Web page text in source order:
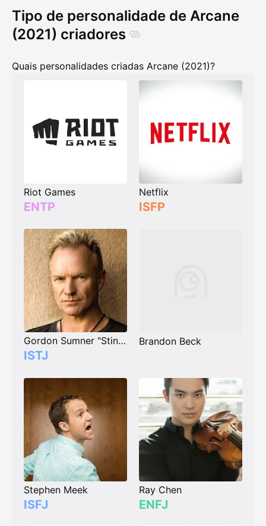
Tipo de personalidade de Arcane
(2021) criadores
Quais personalidades criadas Arcane (2021)?
Riot Games
ENTP
Netflix
ISFP
Gordon Sumner "Sting"
ISTJ
Brandon Beck
Stephen Meek
ISFJ
Ray Chen
ENFJ